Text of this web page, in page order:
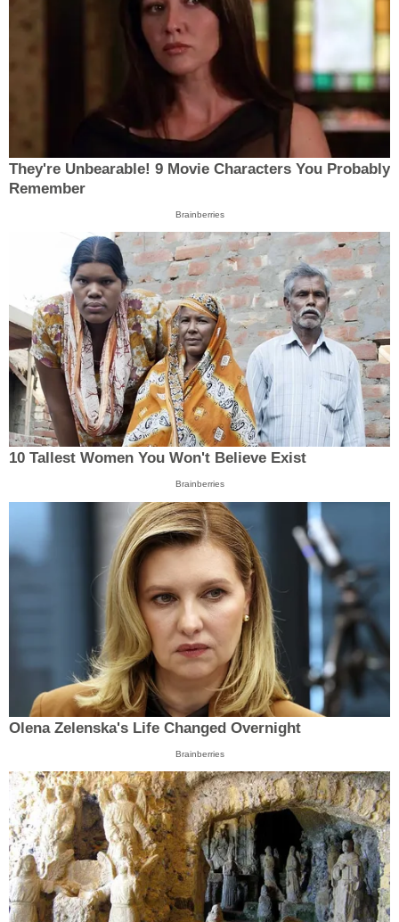
They're Unbearable! 9 Movie Characters You Probably
Remember
Brainberries
10 Tallest Women You Won't Believe Exist
Brainberries
Olena Zelenska's Life Changed Overnight
Brainberries